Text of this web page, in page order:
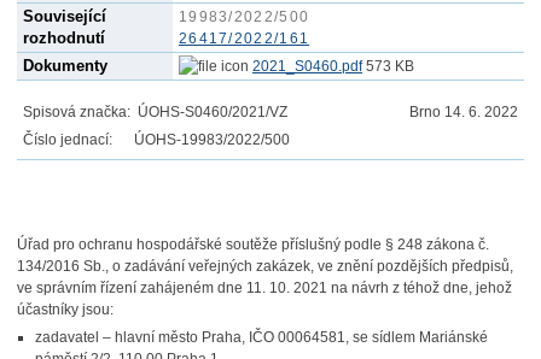
Související
rozhodnutí
19983/2022/500
26417/2022/161
Dokumenty 2021_S0460.pdf573 KB
Spisová značka: ÚOHS-S0460/2021/VZ
Číslo jednací: ÚOHS-19983/2022/500
Brno 14. 6. 2022
Úřad pro ochranu hospodářské soutěže příslušný podle § 248 zákona č.
134/2016 Sb., o zadávání veřejných zakázek, ve znění pozdějších předpisů,
ve správním řízení zahájeném dne 11. 10. 2021 na návrh z téhož dne, jehož
účastníky jsou:
zadavatel – hlavní město Praha, IČO 00064581, se sídlem Mariánské